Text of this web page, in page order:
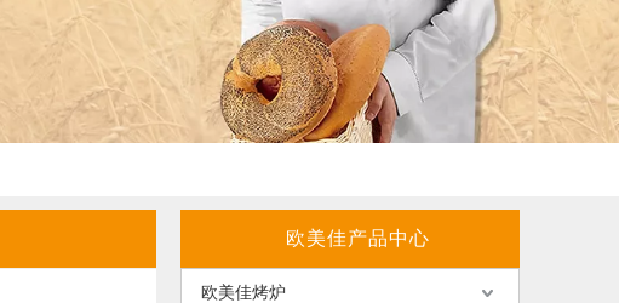
欧美佳产品中心
欧美佳烤炉